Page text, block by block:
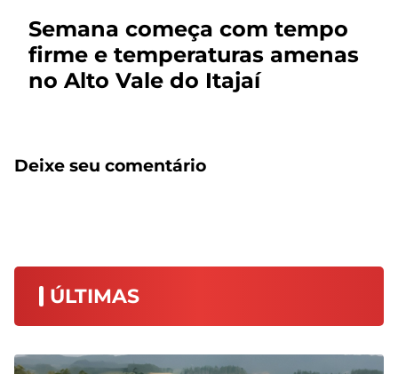
Semana começa com tempo
firme e temperaturas amenas
no Alto Vale do Itajaí
Deixe seu comentário
ÚLTIMAS